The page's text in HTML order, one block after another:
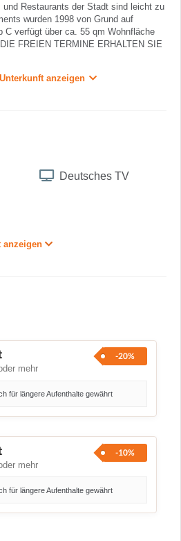
Restaurants der Stadt sind leicht zu
wurden 1998 von Grund auf
C verfügt über ca. 55 qm Wohnfläche
FREIEN TERMINE ERHALTEN SIE
anzeigen
Deutsches TV
anzeigen
-20%
mehr
für längere Aufenthalte gewährt
-10%
mehr
für längere Aufenthalte gewährt